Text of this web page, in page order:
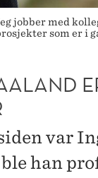
jobber med
som er
var
han